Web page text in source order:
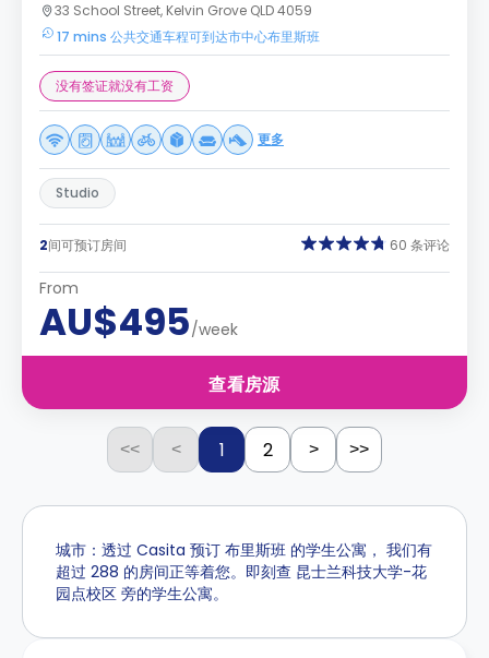
33 School Street, Kelvin Grove QLD 4059
17 mins 公共交通车程可到达市中心布里斯班
没有签证就没有工资
更多
Studio
2间可预订房间 60 条评论
From
AU$495/week
查看房源
<< < 1 2 > >>
城市：透过 Casita 预订 布里斯班 的学生公寓， 我们有
超过 288 的房间正等着您。即刻查 昆士兰科技大学-花
园点校区 旁的学生公寓。